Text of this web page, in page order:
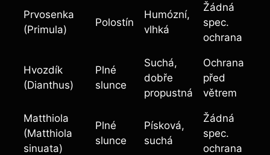
Prvosenka
(Primula)
Polostín
Humózní,
vlhká
Žádná
spec.
ochrana
Hvozdík
(Dianthus)
Plné
slunce
Suchá,
dobře
propustná
Ochrana
před
větrem
Matthiola
(Matthiola
sinuata)
Plné
slunce
Písková,
suchá
Žádná
spec.
ochrana